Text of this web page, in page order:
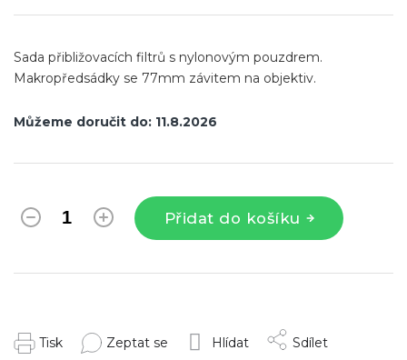
Můžeme doručit do: 11.8.2026
Přidat do košíku
Sada přibližovacích filtrů s nylonovým pouzdrem.
Makropředsádky se 77mm závitem na objektiv.
Tisk Zeptat se Hlídat Sdílet